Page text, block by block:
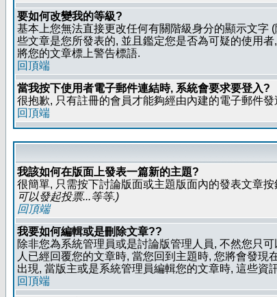
要如何改變我的等級?
基本上您無法直接更改任何有關階級身分的顯示文字
些文章是您所發表的, 並且鑑定您是否為可疑的使用
將您的文章標上警告標語.
回頂端
當我按下使用者電子郵件連結時, 系統會要求要登入?
很抱歉, 只有註冊的會員才能夠經由內建的電子郵件
回頂端
我該如何在版面上發表一篇新的主題?
很簡單, 只需按下討論版面或主題版面內的發表文章
可以發起投票...等等.)
回頂端
我要如何編輯或是刪除文章??
除非您為系統管理員或是討論版管理人員, 不然您只
人已經回覆您的文章時, 當您回到主題時, 您將會發
出現, 當版主或是系統管理員編輯您的文章時, 這些
回頂端